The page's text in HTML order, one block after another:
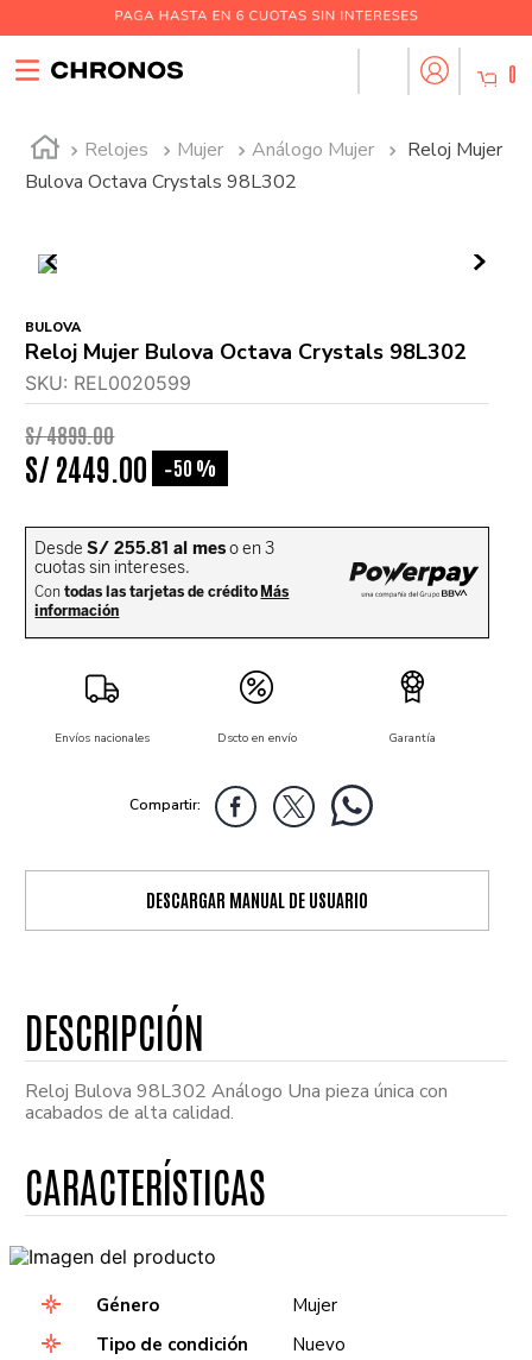
0
Relojes Mujer Análogo Mujer
Reloj Mujer
Bulova Octava Crystals 98L302
BULOVA
Reloj Mujer Bulova Octava Crystals 98L302
SKU: REL0020599
S/4899.00
S/ 2449 00 -50 %
Envíos nacionales Dscto en envío Garantía
DESCARGAR MANUAL DE USUARIO
Reloj Bulova 98L302 Análogo Una pieza única con
acabados de alta calidad.
Género
Mujer
Tipo de condición
Nuevo